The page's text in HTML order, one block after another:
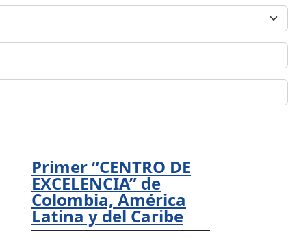
Primer “CENTRO DE
EXCELENCIA” de
Colombia, América
Latina y del Caribe